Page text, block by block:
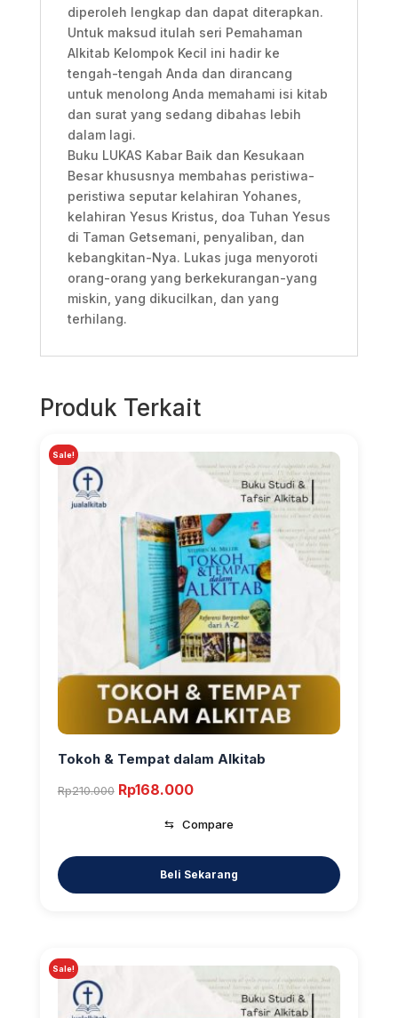
diperoleh lengkap dan dapat diterapkan.
Untuk maksud itulah seri Pemahaman
Alkitab Kelompok Kecil ini hadir ke
tengah-tengah Anda dan dirancang
untuk menolong Anda memahami isi kitab
dan surat yang sedang dibahas lebih
dalam lagi.
Buku LUKAS Kabar Baik dan Kesukaan
Besar khususnya membahas peristiwa-
peristiwa seputar kelahiran Yohanes,
kelahiran Yesus Kristus, doa Tuhan Yesus
di Taman Getsemani, penyaliban, dan
kebangkitan-Nya. Lukas juga menyoroti
orang-orang yang berkekurangan-yang
miskin, yang dikucilkan, dan yang
terhilang.
Produk Terkait
Sale!
Tokoh & Tempat dalam Alkitab
Rp210.000 Original
Rp210.000.
Rp168.000Current
is:
Rp168.000.
⇆ Compare
Sale!